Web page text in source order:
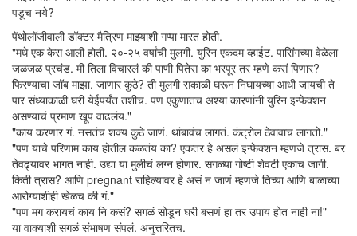
पडूच नये?
पॅथोलॉजीवाली डॉक्टर मैत्रिण माझ्याशी गप्पा मारत होती.
"मधे एक केस आली होती. २०-२५ वर्षांची मुलगी. युरिन एकदम व्हाईट. पासिंगच्या वेळेला
जळजळ प्रचंड. मी तिला विचारलं की पाणी पितेस का भरपूर तर म्हणे कसं पिणार?
फिरण्याचा जॉब माझा. जाणार कुठे? ती मुलगी सकाळी घरून निघायच्या आधी जायची ते
पार संध्याकाळी घरी येईपर्यंत तशीच. पण एकुणातच अश्या कारणांनी युरिन इन्फेक्शन
असण्याचं प्रमाण खूप वाढलंय."
"काय करणार गं. नसतंच शक्य कुठे जाणं. थांबावंच लागतं. कंट्रोल ठेवावाच लागतो."
"पण याचे परिणाम काय होतील कळतंय का? एकतर हे असलं इन्फेक्शन म्हणजे त्रास. बर
तेवढ्यावर भागत नाही. उद्या या मुलीचं लग्न होणार. सगळ्या गोष्टी शेवटी एकाच जागी.
किती त्रास? आणि pregnant राहिल्यावर हे असं न जाणं म्हणजे तिच्या आणि बाळाच्या
आरोग्याशीही खेळच की गं."
"पण मग करायचं काय नि कसं? सगळं सोडून घरी बसणं हा तर उपाय होत नाही ना!"
या वाक्याशी सगळं संभाषण संपलं. अनुत्तरितच.